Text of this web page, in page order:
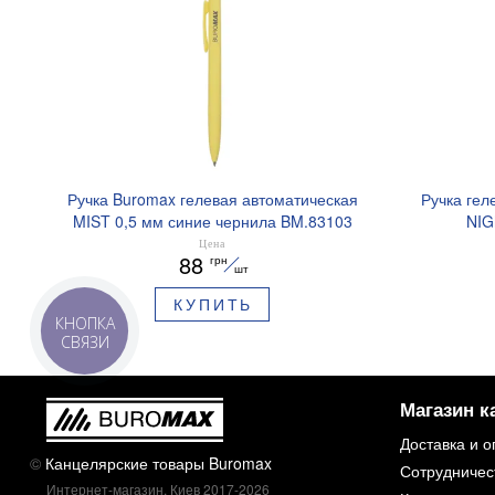
Ручка Buromax гелевая автоматическая
MIST 0,5 мм синие чернила BM.83103
Цена
88 грн
шт
КУПИТЬ
Ручка
© Канцелярские товары Buromax
Интернет-магазин, Киев 2017-2026
Магазин
Доставка и
КНОПКА
СВЯЗИ